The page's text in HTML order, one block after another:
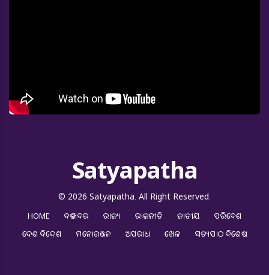
Satyapatha
© 2026 Satyapatha. All Right Reserved.
HOME ବଡ ଖବର ରାଜ୍ୟ ରାଜନୀତି ଜାତୀୟ
ପରିବେଶ
ଦେଶ ବିଦେଶ
ମନୋରଞ୍ଜନ ଅପରାଧ ଖେଳ ସତ୍ୟପାଠ ବିଶେଷ